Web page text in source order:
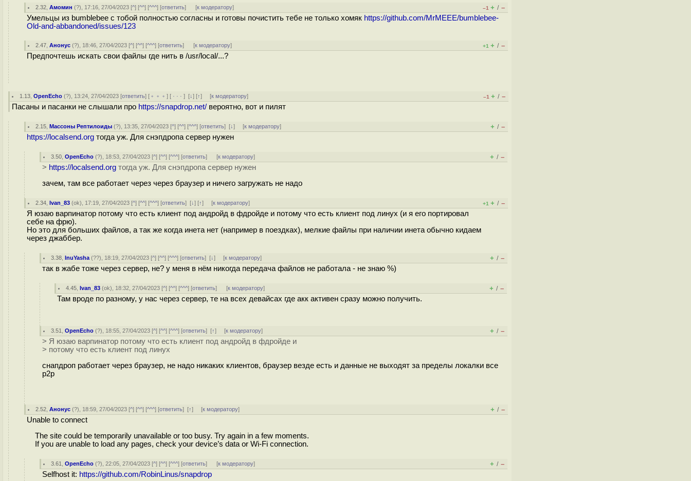
2.32 ,Амомин (?), 17:16, 27/04/2023 [^] [^^] [^^^] [ответить] [к модератору] –1 + / –
Умельцы из bumblebee с тобой полностью согласны и готовы почистить тебе не только хомяк https://github.com/MrMEEE/bumblebee-
Old-and-abbandoned/issues/123
2.47 ,Анонус (?), 18:46, 27/04/2023 [^] [^^] [^^^] [ответить] [к модератору] +1 + / –
Предпочтешь искать свои файлы где нить в /usr/local/...?
1.13 ,OpenEcho (?), 13:24, 27/04/2023 [ответить] [ ﹢﹢﹢] [ · · ·][↓] [↑] [к модератору] –1 + / –
Пасаны и пасанки не слышали про https://snapdrop.net/ вероятно, вот и пилят
2.15 ,Массоны Рептилоиды (?), 13:35, 27/04/2023 [^] [^^] [^^^] [ответить][↓] [к модератору] + / –
https://localsend.org тогда уж. Для снэпдропа сервер нужен
3.50 ,OpenEcho (?), 18:53, 27/04/2023 [^] [^^] [^^^] [ответить] [к модератору] + / –
> https://localsend.org тогда уж. Для снэпдропа сервер нужен
зачем, там все работает через через браузер и ничего загружать не надо
2.34 ,Ivan_83 (ok), 17:19, 27/04/2023 [^] [^^] [^^^] [ответить][↓] [↑] [к модератору] +1 + / –
Я юзаю варпинатор потому что есть клиент под андройд в фдройде и потому что есть клиент под линух (и я его портировал
себе на фрю).
Но это для больших файлов, а так же когда инета нет (например в поездках), мелкие файлы при наличии инета обычно кидаем
через джаббер.
3.38 ,InuYasha (??), 18:19, 27/04/2023 [^] [^^] [^^^] [ответить][↓] [к модератору] + / –
так в жабе тоже через сервер, не? у меня в нём никогда передача файлов не работала - не знаю %)
4.45 ,Ivan_83 (ok), 18:32, 27/04/2023 [^] [^^] [^^^] [ответить] [к модератору] + / –
Там вроде по разному, у нас через сервер, те на всех девайсах где акк активен сразу можно получить.
3.51 ,OpenEcho (?), 18:55, 27/04/2023 [^] [^^] [^^^] [ответить][↑] [к модератору] + / –
> Я юзаю варпинатор потому что есть клиент под андройд в фдройде и
> потому что есть клиент под линух
снапдроп работает через браузер, не надо никаких клиентов, браузер везде есть и данные не выходят за пределы локалки все
p2p
2.52 ,Анонус (?), 18:59, 27/04/2023 [^] [^^] [^^^] [ответить][↑] [к модератору] + / –
Unable to connect
The site could be temporarily unavailable or too busy. Try again in a few moments.
If you are unable to load any pages, check your device’s data or Wi-Fi connection.
3.61 ,OpenEcho (?), 22:05, 27/04/2023 [^] [^^] [^^^] [ответить] [к модератору] + / –
Selfhost it: https://github.com/RobinLinus/snapdrop